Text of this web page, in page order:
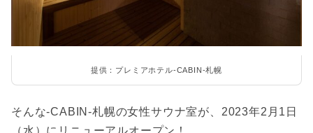
提供：プレミアホテル-CABIN-札幌
そんな-CABIN-札幌の女性サウナ室が、2023年2月1日
（水）にリニューアルオープン！